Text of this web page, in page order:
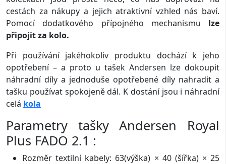
cestách za nákupy a jejich atraktivní vzhled nás baví.
Pomocí dodatkového přípojného mechanismu lze
připojit za kolo.
Při používání jakéhokoliv produktu dochází k jeho
opotřebení – a proto u tašek Andersen lze dokoupit
náhradní díly a jednoduše opotřebené díly nahradit a
tašku používat spokojeně dál. K dostání jsou i náhradní
celá kola
Parametry tašky Andersen Royal
Plus FADO 2.1 :
Rozměr textilní kabely: 63(výška) × 40 (šířka) × 25